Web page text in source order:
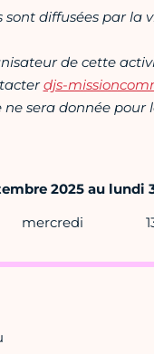
sont diffusées par la
de cette
djs-
ne sera donnée
2025 au lundi
mercredi